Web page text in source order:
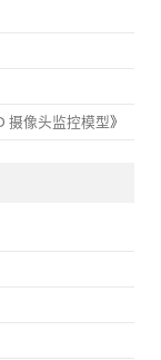
摄像头监控模型》